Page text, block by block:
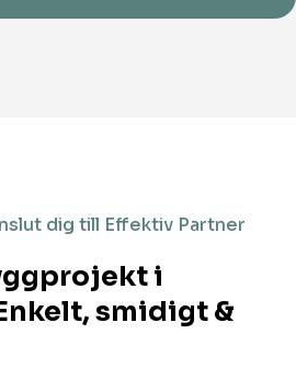
dig till Effektiv Partner
i
smidigt &